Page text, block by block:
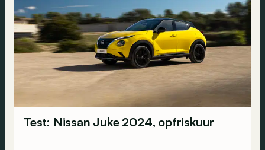
Test: Nissan Juke 2024, opfriskuur